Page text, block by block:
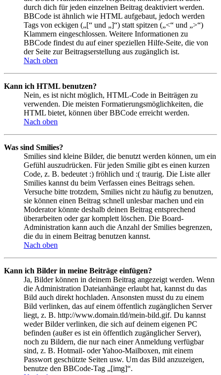
durch dich für jeden einzelnen Beitrag deaktiviert werden.
BBCode ist ähnlich wie HTML aufgebaut, jedoch werden
Tags von eckigen („[“ und „]“) statt spitzen („<“ und „>“)
Klammern eingeschlossen. Weitere Informationen zu
BBCode findest du auf einer speziellen Hilfe-Seite, die von
der Seite zur Beitragserstellung aus zugänglich ist.
Nach oben
Kann ich HTML benutzen?
Nein, es ist nicht möglich, HTML-Code in Beiträgen zu
verwenden. Die meisten Formatierungsmöglichkeiten, die
HTML bietet, können über BBCode erreicht werden.
Nach oben
Was sind Smilies?
Smilies sind kleine Bilder, die benutzt werden können, um ein
Gefühl auszudrücken. Für jeden Smilie gibt es einen kurzen
Code, z. B. bedeutet :) fröhlich und :( traurig. Die Liste aller
Smilies kannst du beim Verfassen eines Beitrags sehen.
Versuche bitte trotzdem, Smilies nicht zu häufig zu benutzen,
sie können einen Beitrag schnell unlesbar machen und ein
Moderator könnte deshalb deinen Beitrag entsprechend
überarbeiten oder gar komplett löschen. Die Board-
Administration kann auch die Anzahl der Smilies begrenzen,
die du in einem Beitrag benutzen kannst.
Nach oben
Kann ich Bilder in meine Beiträge einfügen?
Ja, Bilder können in deinem Beitrag angezeigt werden. Wenn
die Administration Dateianhänge erlaubt hat, kannst du das
Bild auch direkt hochladen. Ansonsten musst du zu einem
Bild verlinken, das auf einem öffentlich zugänglichen Server
liegt, z. B. http://www.domain.tld/mein-bild.gif. Du kannst
weder Bilder verlinken, die sich auf deinem eigenen PC
befinden (außer es ist ein öffentlich zugänglicher Server),
noch zu Bildern, die nur nach einer Anmeldung verfügbar
sind, z. B. Hotmail- oder Yahoo-Mailboxen, mit einem
Passwort geschützte Seiten usw. Um das Bild anzuzeigen,
benutze den BBCode-Tag „[img]“.